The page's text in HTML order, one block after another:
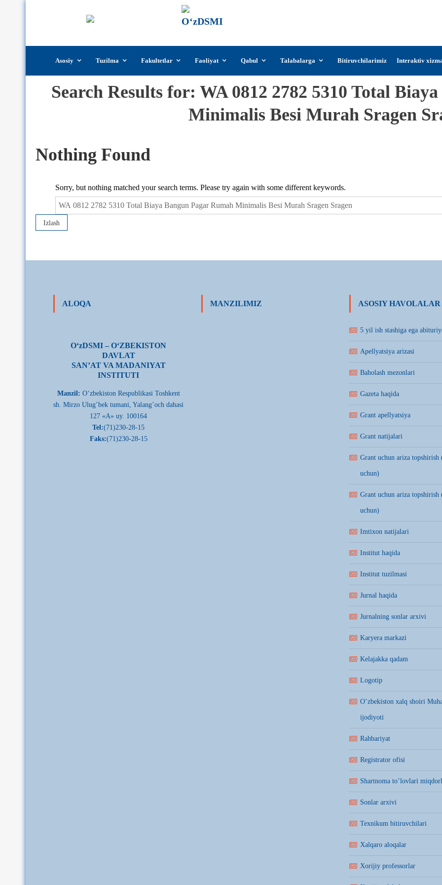
content
Asosiy Tuzilma Fakultetlar Faoliyat Qabul Talabalarga Bitiruvchilarimiz Interaktiv
Search Results for: WA 0812 2782 5310 Total
Minimalis Besi Murah Sragen
Nothing Found
Sorry, but nothing matched your search terms. Please try again with some different keywords.
Qidirshish:
ALOQA
О‘zDSMI – О‘ZBEKISTON
DAVLAT
SAN’AT VA MADANIYAT
INSTITUTI
Manzil: О‘zbekiston Respublikasi Toshkent
sh. Mirzo Ulug’bek tumani, Yalang’och dahasi
127 «A» uy. 100164
Tel:(71)230-28-15
Faks:(71)230-28-15
MANZILIMIZ ASOSIY HAVOLALAR
5 yil ish stashiga ega
Apellyatsiya arizasi
Baholash mezonlari
Gazeta haqida
Grant apellyatsiya
Grant natijalari
Grant uchun ariza topshirish
uchun)
Grant uchun ariza topshirish
uchun)
Imtixon natijalari
Institut haqida
Institut tuzilmasi
Jurnal haqida
Jurnalning sonlar arxivi
Karyera markazi
Kelajakka qadam
Logotip
O’zbekiston xalq shoiri
ijodiyoti
Rahbariyat
Registrator ofisi
Shartnoma to’lovlari
Sonlar arxivi
Texnikum bitiruvchilari
Xalqaro aloqalar
Xorijiy professorlar